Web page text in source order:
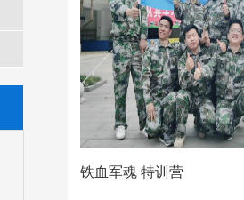
铁血军魂 特训营